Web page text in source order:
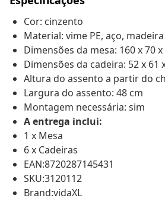
Cor: cinzento
Material: vime PE, aço,
Dimensões da mesa: 160 x 70 x
Dimensões da cadeira: 52 x 61
Altura do assento a partir do
Largura do assento: 48 cm
Montagem necessária: sim
A entrega inclui:
1 x Mesa
6 x Cadeiras
EAN:8720287145431
SKU:3120112
Brand:vidaXL